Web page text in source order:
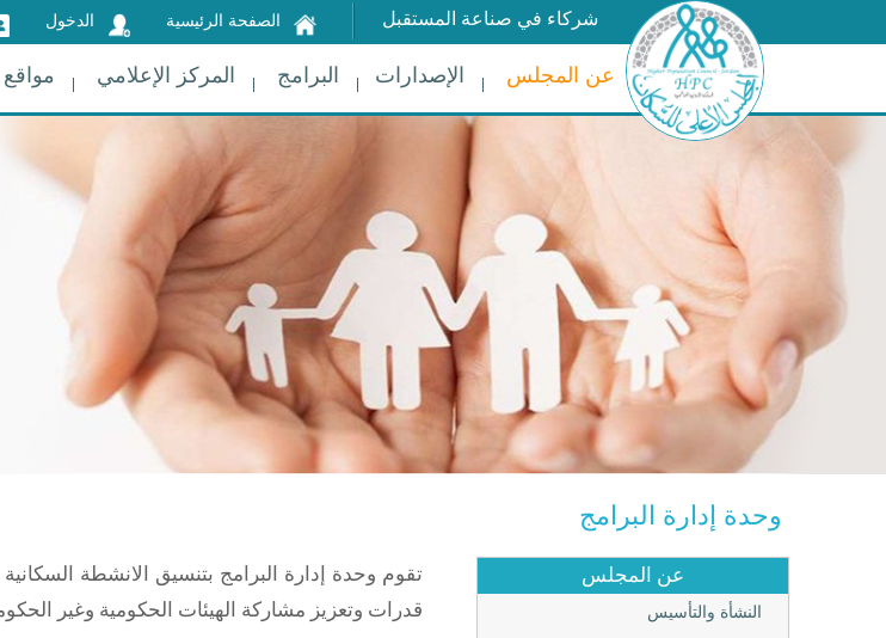
شركاء في صناعة المستقبل
الصفحة الرئيسية الدخول
عن المجلس الإصدارات البرامج المركز الإعلامي
وحدة إدارة البرامج
عن المجلس
النشأة والتأسيس
تقوم وحدة إدارة البرامج بتنسيق الانشطة
قدرات وتعزيز مشاركة الهيئات الحكومية وغير